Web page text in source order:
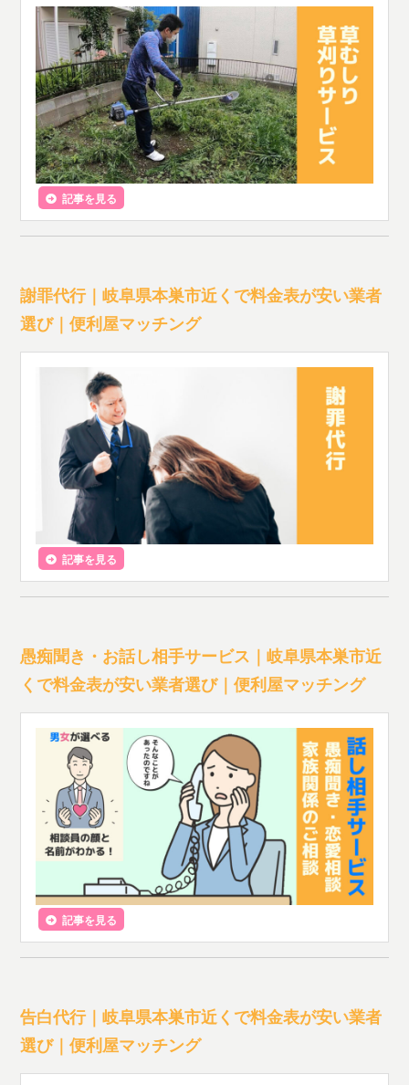
記事を見る
謝罪代行｜岐阜県本巣市近くで料金表が安い業者
選び｜便利屋マッチング
記事を見る
愚痴聞き・お話し相手サービス｜岐阜県本巣市近
くで料金表が安い業者選び｜便利屋マッチング
記事を見る
告白代行｜岐阜県本巣市近くで料金表が安い業者
選び｜便利屋マッチング